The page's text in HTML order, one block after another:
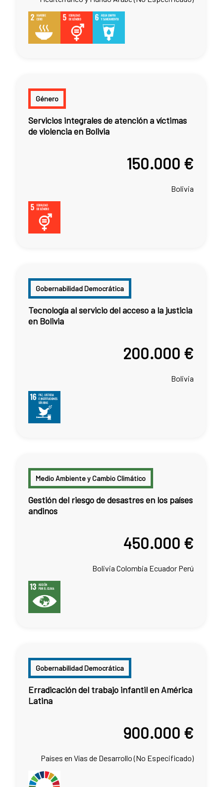
Género
Servicios integrales de atención a víctimas
de violencia en Bolivia
150.000 €
Bolivia
Gobernabilidad Democrática
Tecnología al servicio del acceso a la justicia
en Bolivia
200.000 €
Bolivia
Medio Ambiente y Cambio Climático
Gestión del riesgo de desastres en los países
andinos
450.000 €
Bolivia Colombia Ecuador Perú
Gobernabilidad Democrática
Erradicación del trabajo infantil en América
Latina
900.000 €
Países en Vías de Desarrollo (No Especificado)